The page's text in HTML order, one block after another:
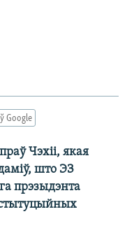
Google
Чэхіі, якая
што ЭЗ
прэзыдэнта